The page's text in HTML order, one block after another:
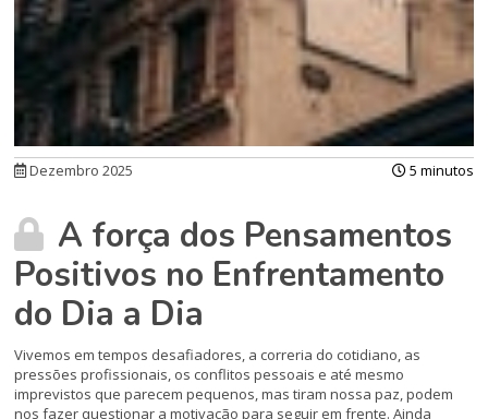
Dezembro 2025 5 minutos
A força dos Pensamentos
Positivos no Enfrentamento
do Dia a Dia
Vivemos em tempos desafiadores, a correria do cotidiano, as
pressões profissionais, os conflitos pessoais e até mesmo
imprevistos que parecem pequenos, mas tiram nossa paz, podem
nos fazer questionar a motivação para seguir em frente. Ainda